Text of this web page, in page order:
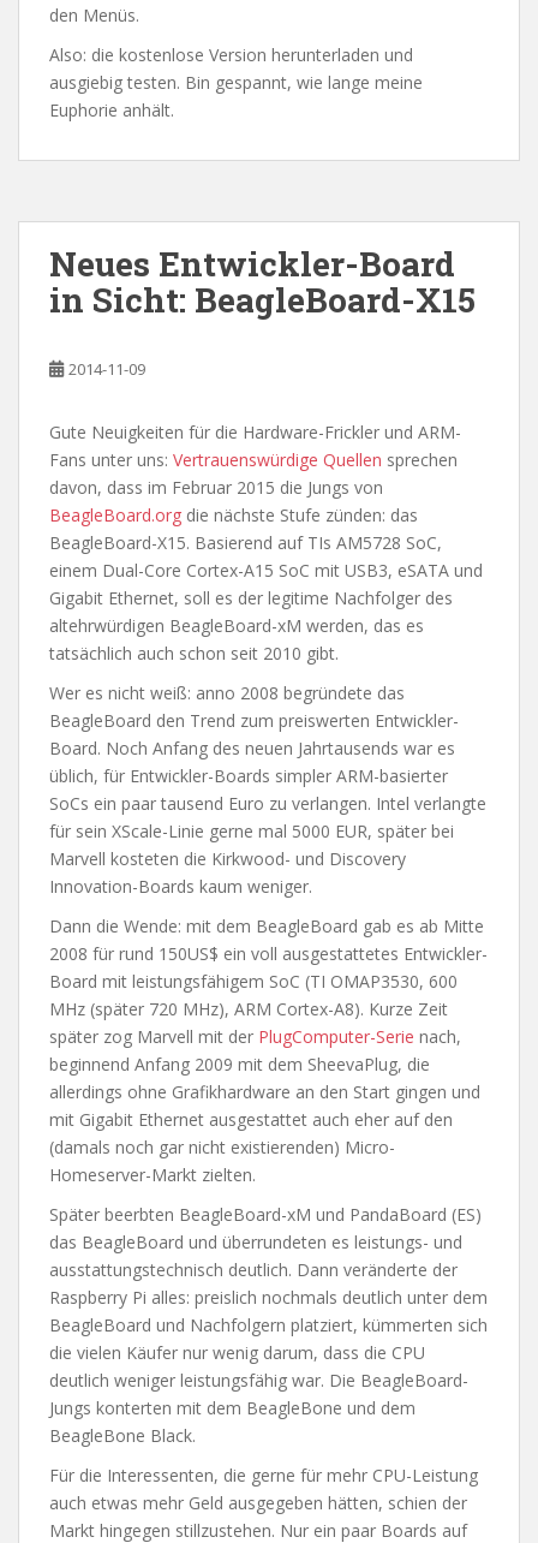
den Menüs.
Also: die kostenlose Version herunterladen und
ausgiebig testen. Bin gespannt, wie lange meine
Euphorie anhält.
Neues Entwickler-Board
in Sicht: BeagleBoard-X15
2014-11-09
Gute Neuigkeiten für die Hardware-Frickler und ARM-
Fans unter uns: Vertrauenswürdige Quellen sprechen
davon, dass im Februar 2015 die Jungs von
BeagleBoard.org die nächste Stufe zünden: das
BeagleBoard-X15. Basierend auf TIs AM5728 SoC,
einem Dual-Core Cortex-A15 SoC mit USB3, eSATA und
Gigabit Ethernet, soll es der legitime Nachfolger des
altehrwürdigen BeagleBoard-xM werden, das es
tatsächlich auch schon seit 2010 gibt.
Wer es nicht weiß: anno 2008 begründete das
BeagleBoard den Trend zum preiswerten Entwickler-
Board. Noch Anfang des neuen Jahrtausends war es
üblich, für Entwickler-Boards simpler ARM-basierter
SoCs ein paar tausend Euro zu verlangen. Intel verlangte
für sein XScale-Linie gerne mal 5000 EUR, später bei
Marvell kosteten die Kirkwood- und Discovery
Innovation-Boards kaum weniger.
Dann die Wende: mit dem BeagleBoard gab es ab Mitte
2008 für rund 150US$ ein voll ausgestattetes Entwickler-
Board mit leistungsfähigem SoC (TI OMAP3530, 600
MHz (später 720 MHz), ARM Cortex-A8). Kurze Zeit
später zog Marvell mit der PlugComputer-Serie nach,
beginnend Anfang 2009 mit dem SheevaPlug, die
allerdings ohne Grafikhardware an den Start gingen und
mit Gigabit Ethernet ausgestattet auch eher auf den
(damals noch gar nicht existierenden) Micro-
Homeserver-Markt zielten.
Später beerbten BeagleBoard-xM und PandaBoard (ES)
das BeagleBoard und überrundeten es leistungs- und
ausstattungstechnisch deutlich. Dann veränderte der
Raspberry Pi alles: preislich nochmals deutlich unter dem
BeagleBoard und Nachfolgern platziert, kümmerten sich
die vielen Käufer nur wenig darum, dass die CPU
deutlich weniger leistungsfähig war. Die BeagleBoard-
Jungs konterten mit dem BeagleBone und dem
BeagleBone Black.
Für die Interessenten, die gerne für mehr CPU-Leistung
auch etwas mehr Geld ausgegeben hätten, schien der
Markt hingegen stillzustehen. Nur ein paar Boards auf